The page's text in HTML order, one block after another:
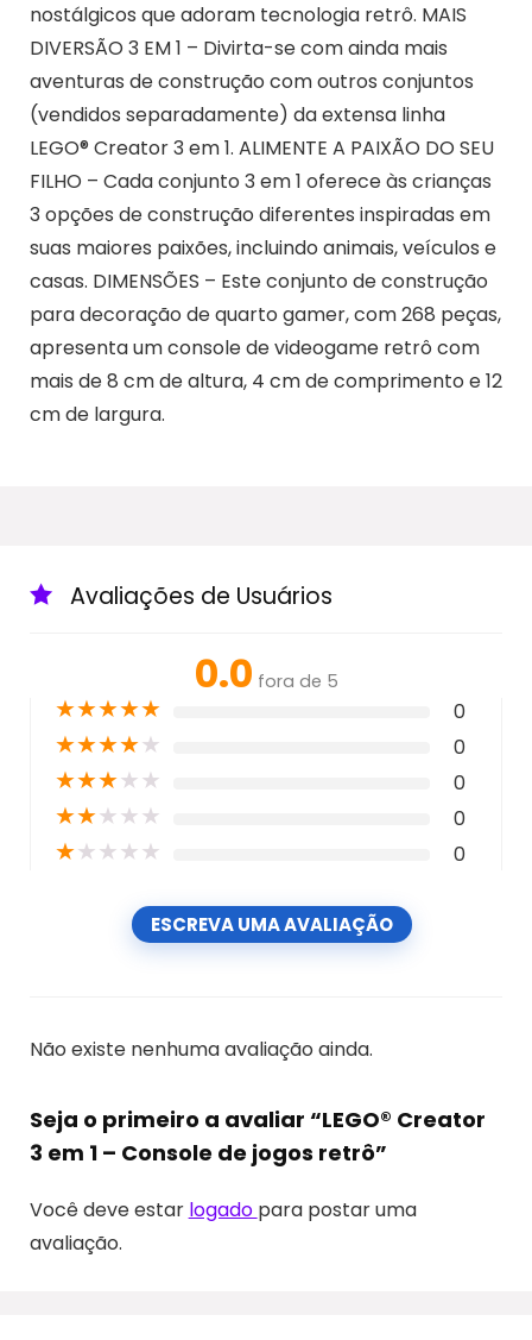
nostálgicos que adoram tecnologia retrô. MAIS
DIVERSÃO 3 EM 1 – Divirta-se com ainda mais
aventuras de construção com outros conjuntos
(vendidos separadamente) da extensa linha
LEGO® Creator 3 em 1. ALIMENTE A PAIXÃO DO SEU
FILHO – Cada conjunto 3 em 1 oferece às crianças
3 opções de construção diferentes inspiradas em
suas maiores paixões, incluindo animais, veículos e
casas. DIMENSÕES – Este conjunto de construção
para decoração de quarto gamer, com 268 peças,
apresenta um console de videogame retrô com
mais de 8 cm de altura, 4 cm de comprimento e 12
cm de largura.
Avaliações de Usuários
0.0 fora de 5
★★★★★ 0
★★★★★ 0
★★★★★ 0
★★★★★ 0
★★★★★ 0
ESCREVA UMA AVALIAÇÃO
Não existe nenhuma avaliação ainda.
Seja o primeiro a avaliar “LEGO® Creator
3 em 1 – Console de jogos retrô”
Você deve estar logado para postar uma
avaliação.